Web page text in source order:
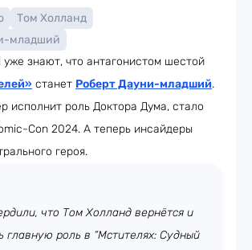
Том Холланд
младший
знают, что антагонистом шестой
станет Роберт Дауни-младший.
исполнит роль Доктора Дума, стало
Con 2024. А теперь инсайдеры
героя.
что Том Холланд вернётся и
главную роль в “Мстителях: Судный